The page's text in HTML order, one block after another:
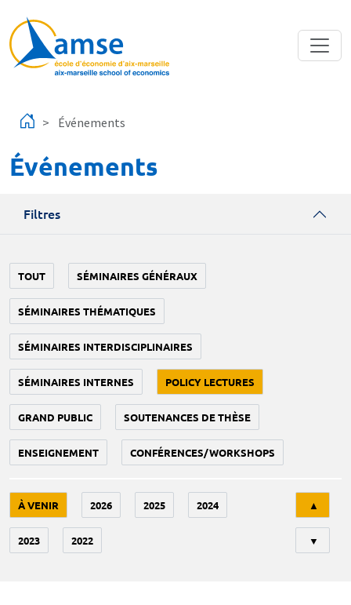
Événements
Événements
Filtres
TOUT SÉMINAIRES GÉNÉRAUX
SÉMINAIRES THÉMATIQUES
SÉMINAIRES INTERDISCIPLINAIRES
SÉMINAIRES INTERNES POLICY LECTURES
GRAND PUBLIC SOUTENANCES DE THÈSE
ENSEIGNEMENT CONFÉRENCES/WORKSHOPS
À VENIR 2026 2025 2024
2023 2022
▲
▼